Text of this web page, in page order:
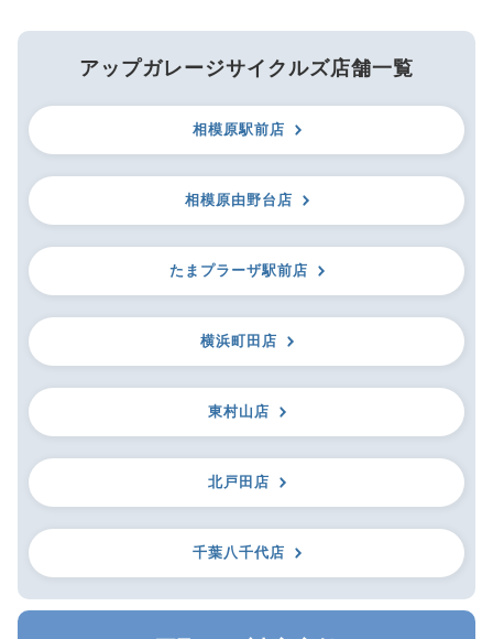
アップガレージサイクルズ店舗一覧
相模原駅前店
相模原由野台店
たまプラーザ駅前店
横浜町田店
東村山店
北戸田店
千葉八千代店